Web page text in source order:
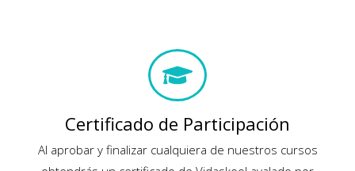
Certificado de Participación
Al aprobar y finalizar cualquiera de nuestros cursos